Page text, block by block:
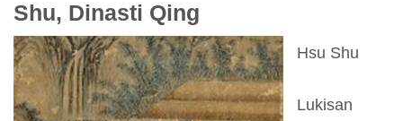
r
h
Shu, Dinasti Qing
Hsu Shu
Lukisan